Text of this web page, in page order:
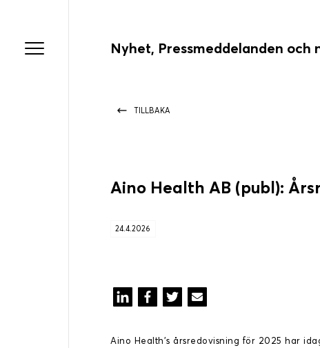
Nyhet, Pressmeddelanden och
TILLBAKA
Aino Health AB (publ):
24.4.2026
Aino Health’s årsredovisning för 2025 har